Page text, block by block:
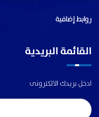
روابط إضافية
القائمة البريدية
ادخل بريدك الالكترونى